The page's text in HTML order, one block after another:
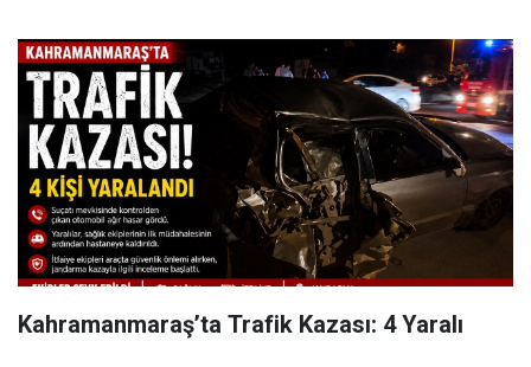
Kahramanmaraş’ta Trafik Kazası: 4 Yaralı